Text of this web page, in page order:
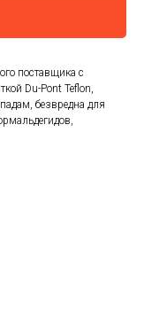
поставщика с
Du-Pont Teflon,
безвредна для